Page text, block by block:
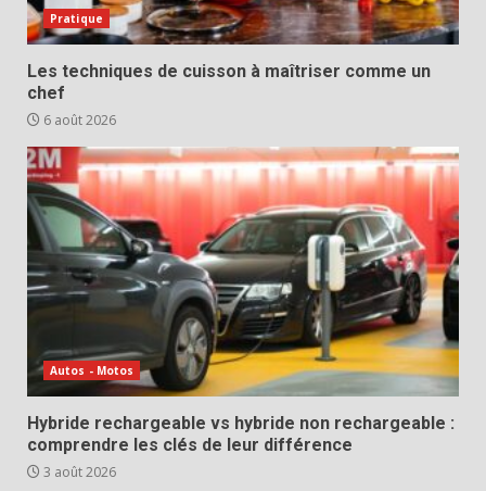
Pratique
Les techniques de cuisson à maîtriser comme un
chef
6 août 2026
Autos - Motos
Hybride rechargeable vs hybride non rechargeable :
comprendre les clés de leur différence
3 août 2026